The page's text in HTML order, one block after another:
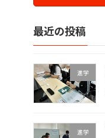
最近の投稿
進学
進学